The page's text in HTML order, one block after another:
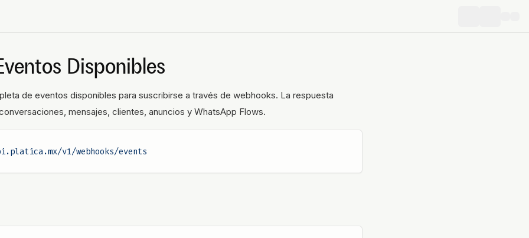
Disponibles
de eventos disponibles para suscribirse a través de webhooks. La respuesta
mensajes, clientes, anuncios y WhatsApp Flows.
v1/webhooks/events